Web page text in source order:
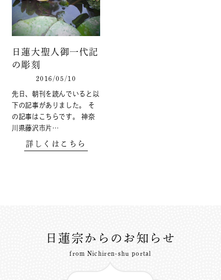
日蓮大聖人御一代記
の彫刻
2016/05/10
先日、朝刊を読んでいると以
下の記事がありました。 そ
の記事はこちらです。 神奈
川県藤沢市片…
詳しくはこちら
日蓮宗からのお知らせ
from Nichiren-shu portal